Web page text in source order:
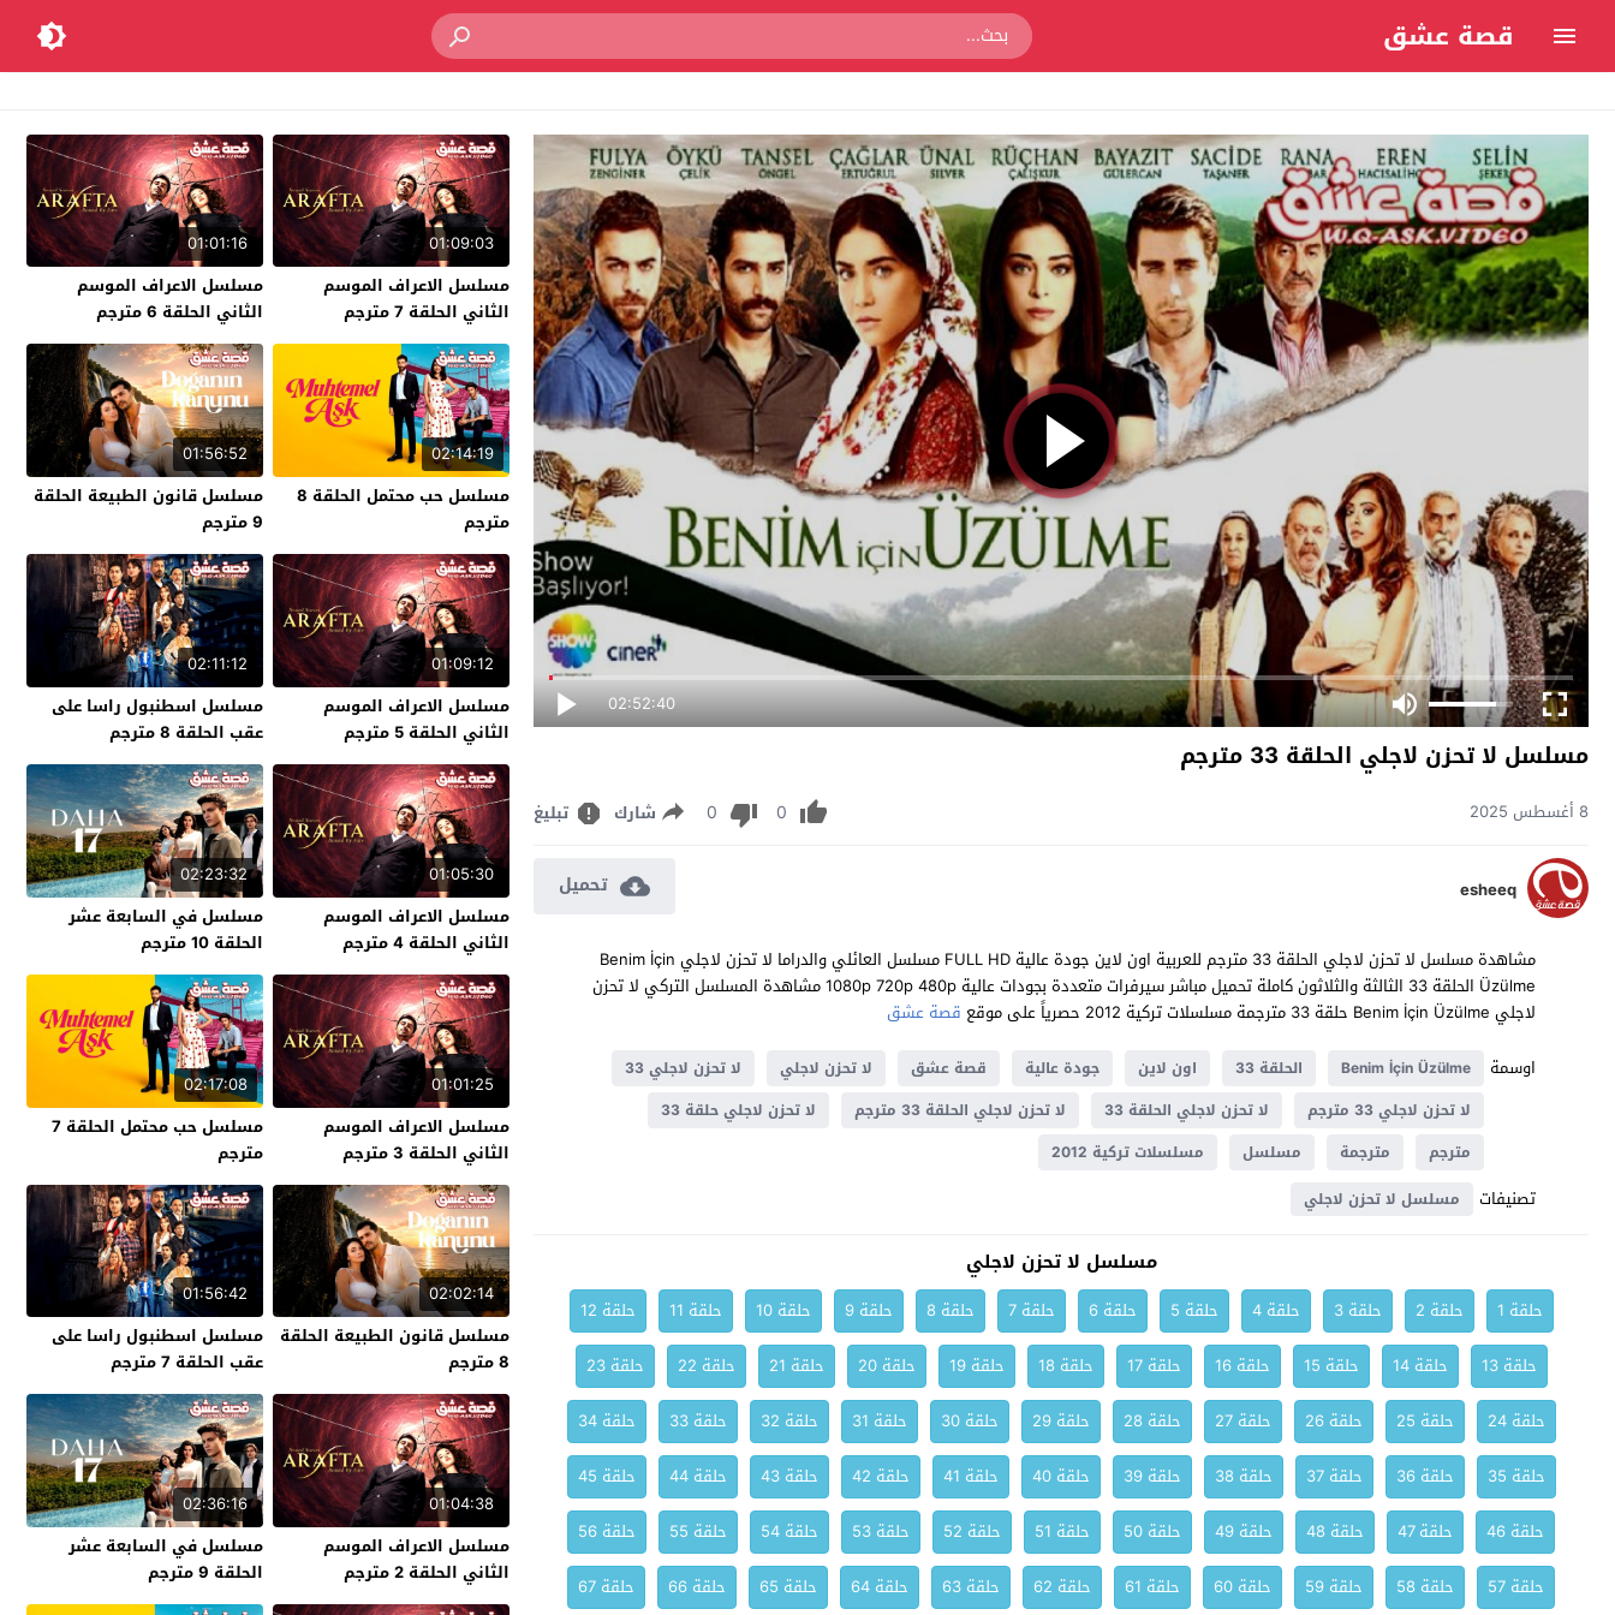
قصة عشق
02:52:40
مسلسل لا تحزن لاجلي الحلقة 33 مترجم
8 أغسطس 2025 0
0 شارك تبليغ
esheeq تحميل
مشاهدة مسلسل لا تحزن لاجلي الحلقة 33 مترجم للعربية اون لاين جودة عالية FULL HD مسلسل العائلي والدراما لا تحزن لاجلي Benim İçin
Üzülme الحلقة 33 الثالثة والثلاثون كاملة تحميل مباشر سيرفرات متعددة بجودات عالية 1080p 720p 480p مشاهدة المسلسل التركي لا تحزن
لاجلي Benim İçin Üzülme حلقة 33 مترجمة مسلسلات تركية 2012 حصرياً على موقع
قصة عشق
اوسمة
Benim İçin Üzülme الحلقة 33 اون لاين جودة عالية قصة عشق لا تحزن لاجلي
لا تحزن لاجلي 33
لا تحزن لاجلي 33 مترجم
لا تحزن لاجلي الحلقة 33 لا تحزن لاجلي الحلقة 33 مترجم
لا تحزن لاجلي حلقة 33
مترجم
مترجمة مسلسل مسلسلات تركية 2012
تصنيفات مسلسل لا تحزن لاجلي
مسلسل لا تحزن لاجلي
حلقة 1 حلقة 2 حلقة 3 حلقة 4 حلقة 5 حلقة 6 حلقة 7 حلقة 8 حلقة 9 حلقة 10 حلقة 11
حلقة 12
حلقة 13
حلقة 14 حلقة 15 حلقة 16 حلقة 17 حلقة 18 حلقة 19 حلقة 20 حلقة 21 حلقة 22
حلقة 23
حلقة 24
حلقة 25 حلقة 26 حلقة 27 حلقة 28 حلقة 29 حلقة 30 حلقة 31 حلقة 32 حلقة 33
حلقة 34
حلقة 35
حلقة 36 حلقة 37 حلقة 38 حلقة 39 حلقة 40 حلقة 41 حلقة 42 حلقة 43 حلقة 44
حلقة 45
حلقة 46
حلقة 47 حلقة 48 حلقة 49 حلقة 50 حلقة 51 حلقة 52 حلقة 53 حلقة 54 حلقة 55
حلقة 56
حلقة 57
حلقة 58 حلقة 59 حلقة 60 حلقة 61 حلقة 62 حلقة 63 حلقة 64 حلقة 65 حلقة 66
حلقة 67
01:09:03
مسلسل الاعراف الموسم
الثاني الحلقة 7 مترجم
01:01:16
مسلسل الاعراف الموسم
الثاني الحلقة 6 مترجم
02:14:19
مسلسل حب محتمل الحلقة 8
مترجم
01:56:52
مسلسل قانون الطبيعة الحلقة
9 مترجم
01:09:12
مسلسل الاعراف الموسم
الثاني الحلقة 5 مترجم
02:11:12
مسلسل اسطنبول راسا على
عقب الحلقة 8 مترجم
01:05:30
مسلسل الاعراف الموسم
الثاني الحلقة 4 مترجم
02:23:32
مسلسل في السابعة عشر
الحلقة 10 مترجم
01:01:25
مسلسل الاعراف الموسم
الثاني الحلقة 3 مترجم
02:17:08
مسلسل حب محتمل الحلقة 7
مترجم
02:02:14
مسلسل قانون الطبيعة الحلقة
8 مترجم
01:56:42
مسلسل اسطنبول راسا على
عقب الحلقة 7 مترجم
01:04:38
مسلسل الاعراف الموسم
الثاني الحلقة 2 مترجم
02:36:16
مسلسل في السابعة عشر
الحلقة 9 مترجم